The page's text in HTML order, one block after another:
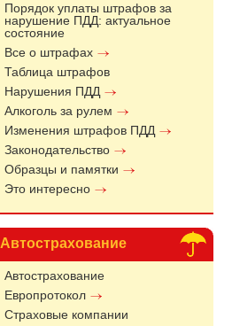
Порядок уплаты штрафов за
нарушение ПДД: актуальное
состояние
Все о штрафах
Таблица штрафов
Нарушения ПДД
Алкоголь за рулем
Изменения штрафов ПДД
Законодательство
Образцы и памятки
Это интересно
Автострахование
Автострахование
Европротокол
Страховые компании